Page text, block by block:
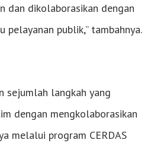
dan dikolaborasikan dengan
pelayanan publik,” tambahnya.
sejumlah langkah yang
dengan mengkolaborasikan
melalui program CERDAS